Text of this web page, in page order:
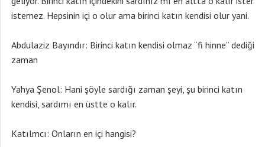
istemez. Hepsinin içi o olur ama birinci katın kendisi olur yani.
Abdulaziz Bayındır: Birinci katın kendisi olmaz “fi hinne” dediği
zaman
Yahya Şenol: Hani şöyle sardığı zaman şeyi, şu birinci katın
kendisi, sardımı en üstte o kalır.
Katılmcı: Onların en içi hangisi?